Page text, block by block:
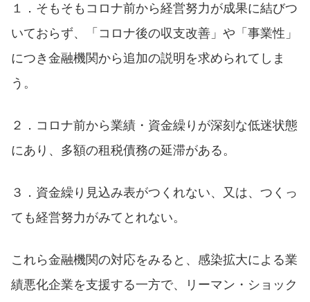
１．そもそもコロナ前から経営努力が成果に結びつ
いておらず、「コロナ後の収支改善」や「事業性」
につき金融機関から追加の説明を求められてしま
う。
２．コロナ前から業績・資金繰りが深刻な低迷状態
にあり、多額の租税債務の延滞がある。
３．資金繰り見込み表がつくれない、又は、つくっ
ても経営努力がみてとれない。
これら金融機関の対応をみると、感染拡大による業
績悪化企業を支援する一方で、リーマン・ショック